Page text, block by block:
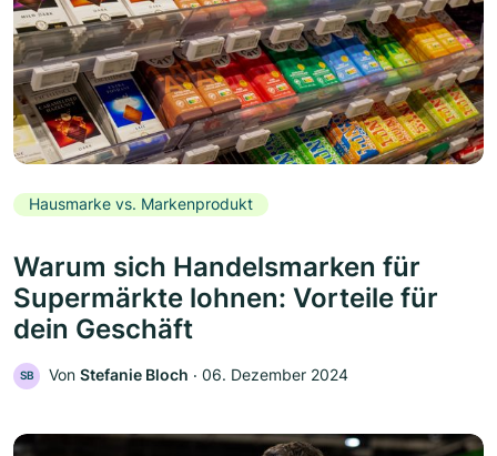
Hausmarke vs. Markenprodukt
Warum sich Handelsmarken für
Supermärkte lohnen: Vorteile für
dein Geschäft
SB Von Stefanie Bloch ‧ 06. Dezember 2024